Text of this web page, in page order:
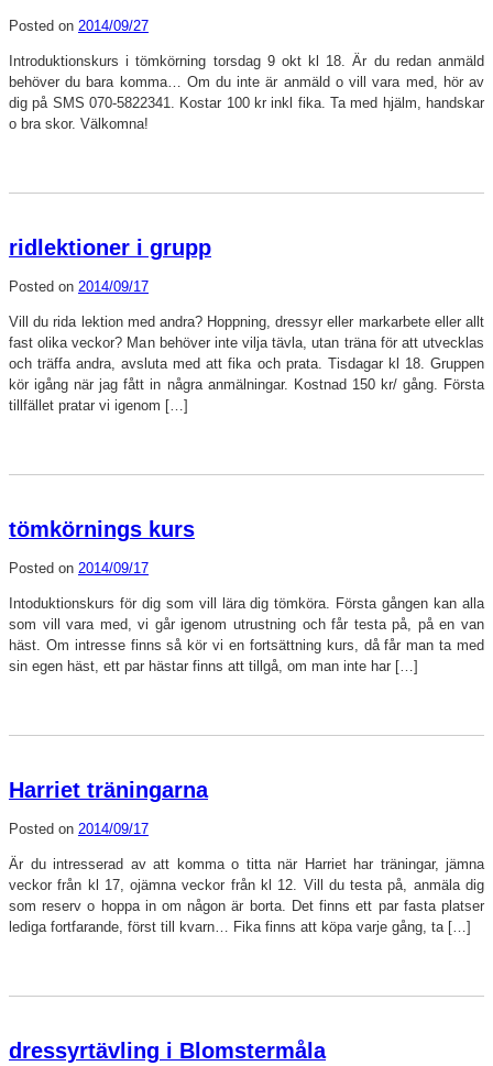
Posted on 2014/09/27
Introduktionskurs i tömkörning torsdag 9 okt kl 18. Är du redan anmäld
behöver du bara komma… Om du inte är anmäld o vill vara med, hör av
dig på SMS 070-5822341. Kostar 100 kr inkl fika. Ta med hjälm, handskar
o bra skor. Välkomna!
ridlektioner i grupp
Posted on 2014/09/17
Vill du rida lektion med andra? Hoppning, dressyr eller markarbete eller allt
fast olika veckor? Man behöver inte vilja tävla, utan träna för att utvecklas
och träffa andra, avsluta med att fika och prata. Tisdagar kl 18. Gruppen
kör igång när jag fått in några anmälningar. Kostnad 150 kr/ gång. Första
tillfället pratar vi igenom […]
tömkörnings kurs
Posted on 2014/09/17
Intoduktionskurs för dig som vill lära dig tömköra. Första gången kan alla
som vill vara med, vi går igenom utrustning och får testa på, på en van
häst. Om intresse finns så kör vi en fortsättning kurs, då får man ta med
sin egen häst, ett par hästar finns att tillgå, om man inte har […]
Harriet träningarna
Posted on 2014/09/17
Är du intresserad av att komma o titta när Harriet har träningar, jämna
veckor från kl 17, ojämna veckor från kl 12. Vill du testa på, anmäla dig
som reserv o hoppa in om någon är borta. Det finns ett par fasta platser
lediga fortfarande, först till kvarn… Fika finns att köpa varje gång, ta […]
dressyrtävling i Blomstermåla